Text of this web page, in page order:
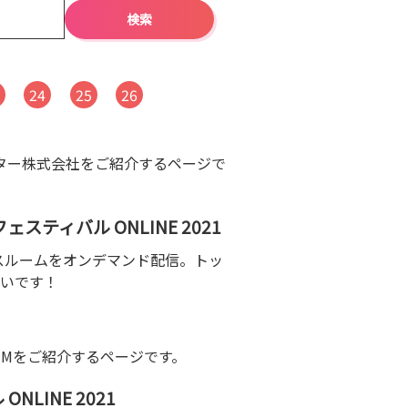
24 25 26
株式会社をご紹介するページで
スティバル ONLINE 2021
ームをオンデマンド配信。トッ
です！
ご紹介するページです。
ONLINE 2021